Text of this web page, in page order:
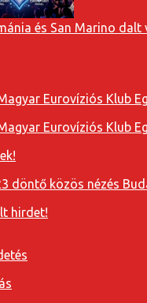
és San Marino
Eurovíziós Klub
Eurovíziós Klub
döntő közös nézés
hirdet!